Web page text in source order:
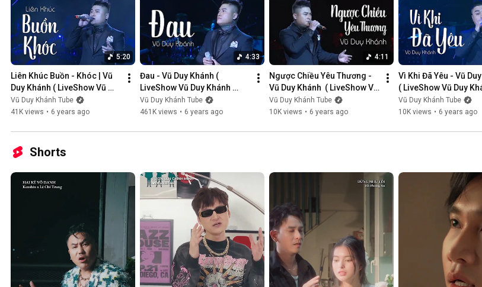
5:20
Liên Khúc Buồn - Khóc | Vũ
Duy Khánh ( LiveShow Vũ
Duy Khánh 2019 Phần 1/21 )
Vũ Duy Khánh Tube
41K views • 6 years ago
4:33
Đau - Vũ Duy Khánh (
LiveShow Vũ Duy Khánh
2019 Phần 2/21 )
Vũ Duy Khánh Tube
461K views • 6 years ago
4:11
Ngược Chiều Yêu Thương -
Vũ Duy Khánh  ( LiveShow Vũ
Duy Khánh 2019 Phần 3/21 )
Vũ Duy Khánh Tube
10K views • 6 years ago
Vì Khi Đã Yêu - Vũ
( LiveShow Vũ Duy
2019 Phần 4/21 )
Vũ Duy Khánh Tube
10K views • 6 years ago
Shorts